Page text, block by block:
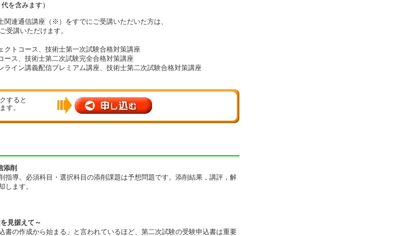
みます）
関連通信講座（※）をすでにご受講いただいた方は、
受講いただけます。
トコース、 技術士第一次試験合格対策講座
ス、 技術士第二次試験完全合格対策講座
イン講義配信プレミアム講座、 技術士第二次試験合格対策講座
すると
す。
添削
指導。必須科目・選択科目の添削課題は予想問題です。添削結果，講評，解
します。
見据えて～
書の作成から始まる」と言われているほど、第二次試験の受験申込書は重要